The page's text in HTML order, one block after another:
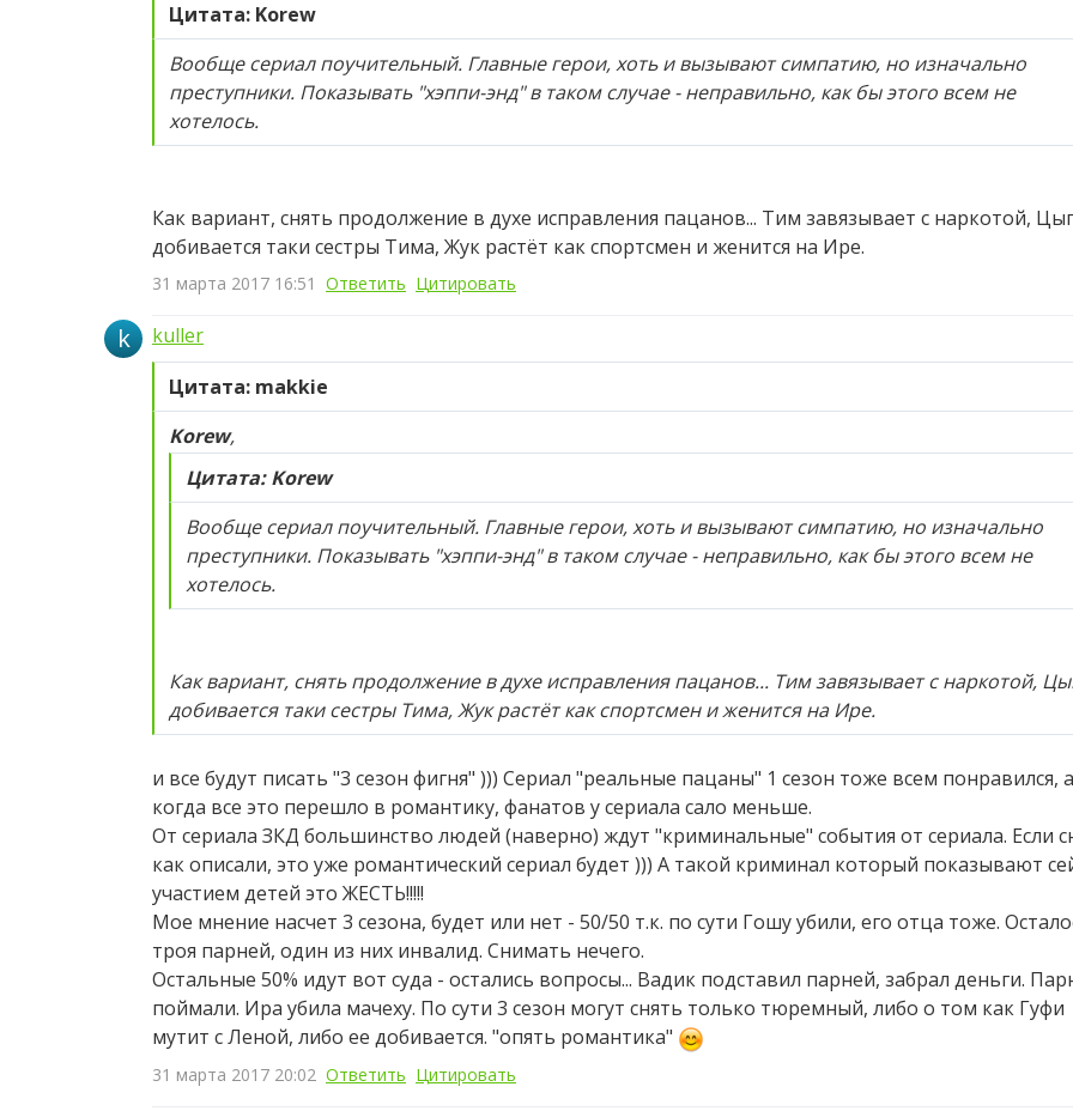
Цитата: Korew
Вообще сериал поучительный. Главные герои, хоть и вызывают симпатию, но изначально
преступники. Показывать "хэппи-энд" в таком случае - неправильно, как бы этого всем не
хотелось.
Как вариант, снять продолжение в духе исправления пацанов... Тим завязывает с наркотой,
добивается таки сестры Тима, Жук растёт как спортсмен и женится на Ире.
31 марта 2017 16:51 Ответить Цитировать
k
kuller
Цитата: makkie
Korew,
Цитата: Korew
Вообще сериал поучительный. Главные герои, хоть и вызывают симпатию, но изначально
преступники. Показывать "хэппи-энд" в таком случае - неправильно, как бы этого всем не
хотелось.
Как вариант, снять продолжение в духе исправления пацанов... Тим завязывает с наркотой,
добивается таки сестры Тима, Жук растёт как спортсмен и женится на Ире.
и все будут писать "3 сезон фигня" ))) Сериал "реальные пацаны" 1 сезон тоже всем понравился, а
когда все это перешло в романтику, фанатов у сериала сало меньше.
От сериала ЗКД большинство людей (наверно) ждут "криминальные" события от сериала. Если
как описали, это уже романтический сериал будет ))) А такой криминал который показывают
участием детей это ЖЕСТЬ!!!!!
Мое мнение насчет 3 сезона, будет или нет - 50/50 т.к. по сути Гошу убили, его отца тоже.
троя парней, один из них инвалид. Снимать нечего.
Остальные 50% идут вот суда - остались вопросы... Вадик подставил парней, забрал деньги.
поймали. Ира убила мачеху. По сути 3 сезон могут снять только тюремный, либо о том как Гуфи
мутит с Леной, либо ее добивается. "опять романтика"
31 марта 2017 20:02 Ответить Цитировать